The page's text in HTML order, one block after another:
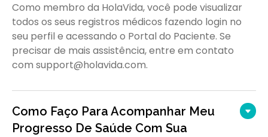
Como membro da HolaVida, você pode visualizar
todos os seus registros médicos fazendo login no
seu perfil e acessando o Portal do Paciente. Se
precisar de mais assistência, entre em contato
com support@holavida.com.
Como Faço Para Acompanhar Meu
Progresso De Saúde Com Sua